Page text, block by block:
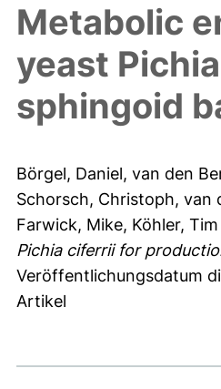
Metabolic
yeast
sphingoid
Börgel, Daniel, van den
Schorsch, Christoph, van
Farwick, Mike, Köhler, Tim
Pichia ciferrii for
Veröffentlichungsdatum
Artikel